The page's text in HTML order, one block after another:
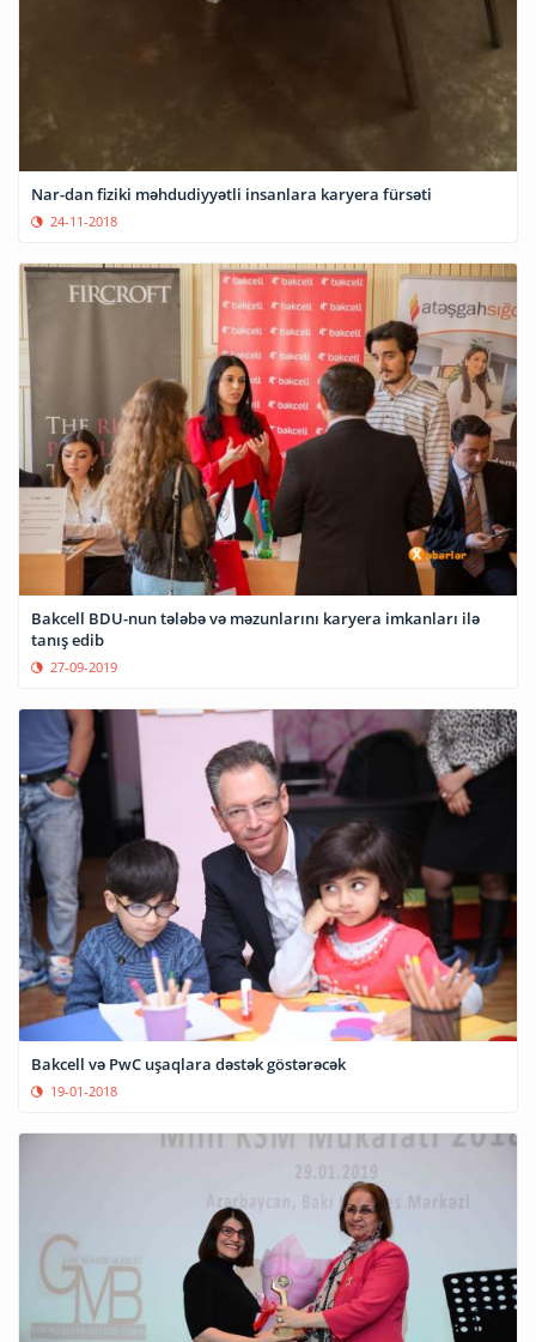
Nar-dan fiziki məhdudiyyətli insanlara karyera fürsəti
24-11-2018
Bakcell BDU-nun tələbə və məzunlarını karyera imkanları ilə
tanış edib
27-09-2019
Bakcell və PwC uşaqlara dəstək göstərəcək
19-01-2018